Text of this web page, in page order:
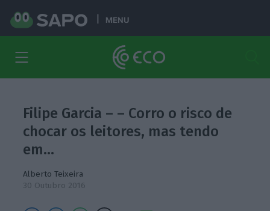
MENU
Filipe Garcia – – Corro o risco de
chocar os leitores, mas tendo
em…
Alberto Teixeira
30 Outubro 2016